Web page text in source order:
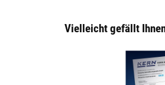
Vielleicht gefällt